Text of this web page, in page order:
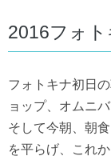
2016フォ
フォトキナ初日
ョップ、オムニ
そして今朝、朝
を平らげ、これ